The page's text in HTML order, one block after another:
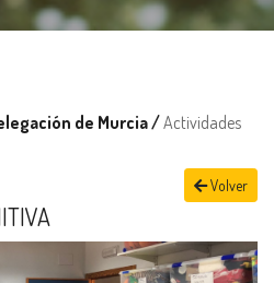
de Murcia /Actividades
Volver